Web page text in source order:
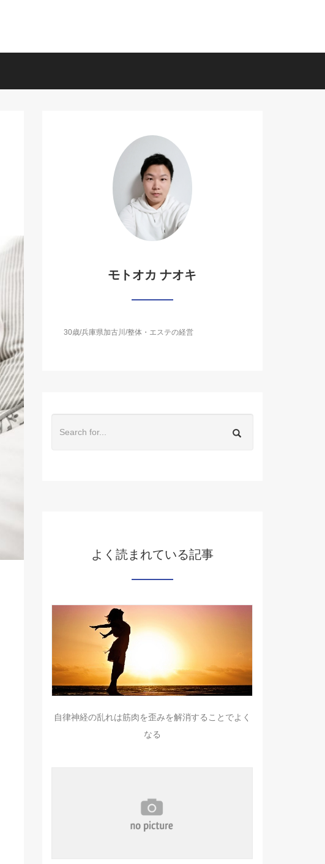
モトオカ ナオキ
30歳/兵庫県加古川/整体・エステの経営
よく読まれている記事
自律神経の乱れは筋肉を歪みを解消することでよく
なる